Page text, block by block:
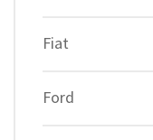
Fiat
Ford